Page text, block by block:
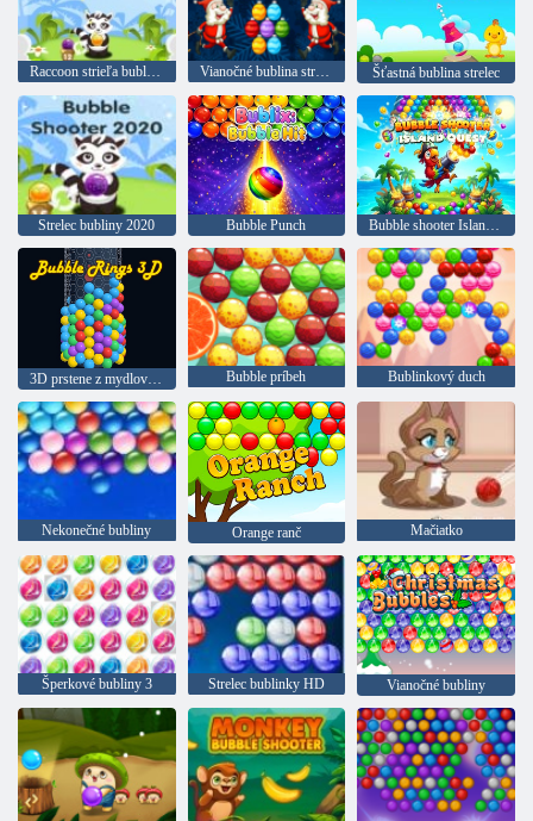
Raccoon strieľa bubliny Vianočné bublina strelec Šťastná bublina strelec
Strelec bubliny 2020 Bubble Punch Bubble shooter Island quest
Bubble príbeh Bublinkový duch
Nekonečné bubliny Orange ranč Mačiatko
Šperkové bubliny 3 Strelec bublinky HD Vianočné bubliny